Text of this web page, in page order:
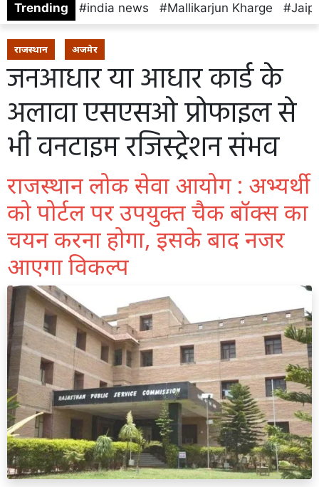
Trending india news Mallikarjun Kharge
राजस्थान अजमेर
जनआधार या आधार कार्ड के
अलावा एसएसओ प्रोफाइल से
भी वनटाइम रजिस्ट्रेशन संभव
राजस्थान लोक सेवा आयोग : अभ्यर्थी
को पोर्टल पर उपयुक्त चैक बॉक्स का
चयन करना होगा, इसके बाद नजर
आएगा विकल्प